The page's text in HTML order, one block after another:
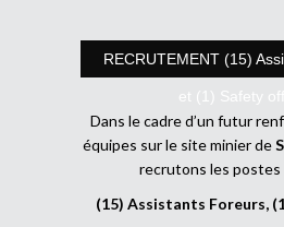
RECRUTEMENT (15)
et (1) Safety
Dans le cadre d’un futur
équipes sur le site minier de
recrutons les postes
(15) Assistants Foreurs,